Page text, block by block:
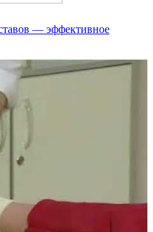
— эффективное